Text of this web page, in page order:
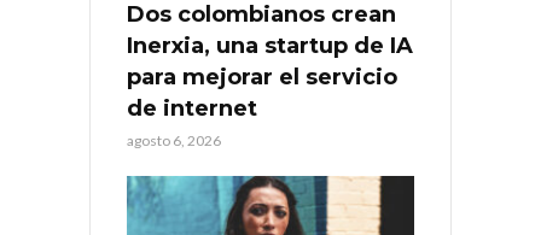
Dos colombianos crean
Inerxia, una startup de IA
para mejorar el servicio
de internet
agosto 6, 2026